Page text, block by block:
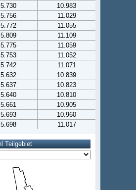
5.730
10.983
5.756
11.029
5.772
11.055
5.809
11.109
5.775
11.059
5.753
11.052
5.742
11.071
5.632
10.839
5.637
10.823
5.640
10.810
5.661
10.905
5.693
10.960
5.698 11.017